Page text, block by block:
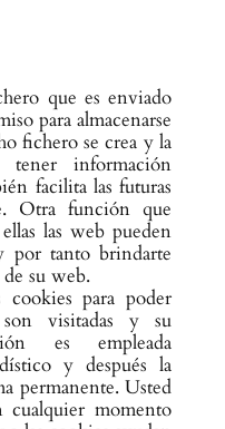
que es enviado
para almacenarse
fichero se crea y la
tener información
facilita las futuras
Otra función que
las web pueden
por tanto brindarte
su web.
para poder
visitadas y su
es empleada
y después la
permanente. Usted
cualquier momento